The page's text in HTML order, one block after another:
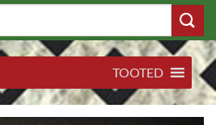
TOOTED